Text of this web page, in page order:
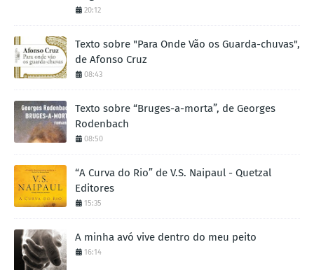
20:12
Texto sobre "Para Onde Vão os Guarda-chuvas",
de Afonso Cruz
08:43
Texto sobre “Bruges-a-morta”, de Georges
Rodenbach
08:50
“A Curva do Rio” de V.S. Naipaul - Quetzal
Editores
15:35
A minha avó vive dentro do meu peito
16:14